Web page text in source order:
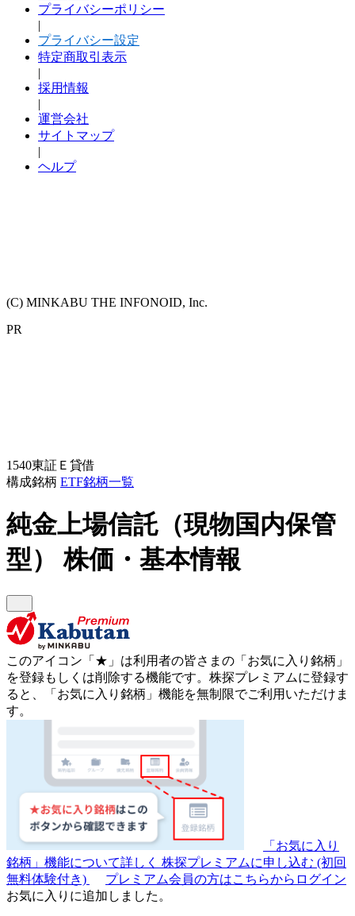
プライバシーポリシー
|
プライバシー設定
特定商取引表示
|
採用情報
|
運営会社
サイトマップ
|
ヘルプ
(C) MINKABU THE INFONOID, Inc.
PR
1540東証Ｅ 貸借
構成銘柄 ETF銘柄一覧
純金上場信託（現物国内保管
型）株価・基本情報
このアイコン 「★」 は利用者の皆さまの 「お気に入り銘柄」
を登録もしくは削除する機能です。 株探プレミアムに登録す
ると、「お気に入り銘柄」機能を無制限でご利用いただけま
す。
「お気に入り
銘柄」機能について詳しく 株探プレミアムに申し込む (初回
無料体験付き)
プレミアム会員の方はこちらからログイン
お気に入りに追加しました。